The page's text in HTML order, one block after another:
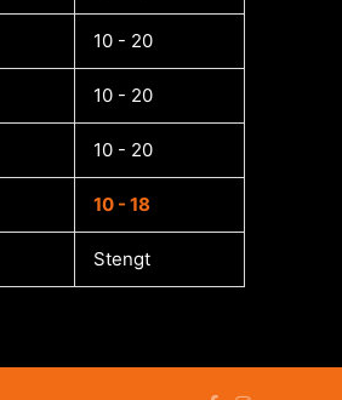
10 - 20
10 - 20
10 - 20
10 - 18
Stengt